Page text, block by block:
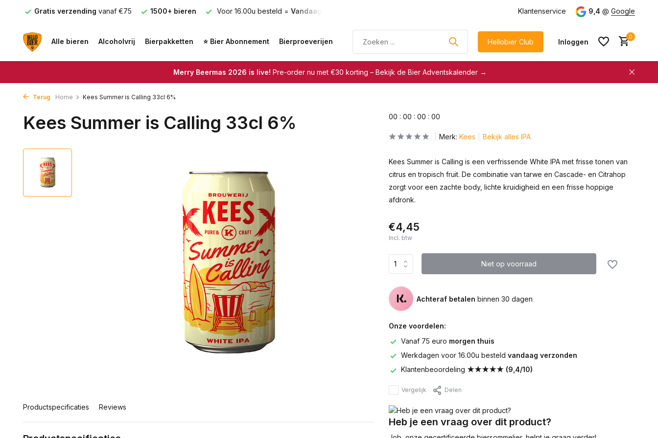
Gratis verzending vanaf €75 1500+ bieren Voor 16.00u besteld = Vandaag verzonden Klantenservice 9,4 @ Google
Alle bieren Alcoholvrij Bierpakketten ⭐ Bier Abonnement Bierproeverijen Hellobier Club Inloggen
spaar automatisch voor
spaar automatisch voor
0
Merry Beermas 2026 is live! Pre-order nu met €30 korting – Bekijk de Bier Adventskalender →
Terug Home Kees Summer is Calling 33cl 6%
Kees Summer is Calling 33cl 6%
Productspecificaties Reviews
00 : 00 : 00 : 00
Merk: Kees Bekijk alles IPA
Kees Summer is Calling is een verfrissende White IPA met frisse tonen van
citrus en tropisch fruit. De combinatie van tarwe en Cascade- en Citrahop
zorgt voor een zachte body, lichte kruidigheid en een frisse hoppige
afdronk.
€4,45
Incl. btw
Niet op voorraad
Achteraf betalen binnen 30 dagen
Onze voordelen:
Vanaf 75 euro morgen thuis
Werkdagen voor 16.00u besteld vandaag verzonden
Klantenbeoordeling ★★★★★ (9,4/10)
Vergelijk Delen
Heb je een vraag over dit product?